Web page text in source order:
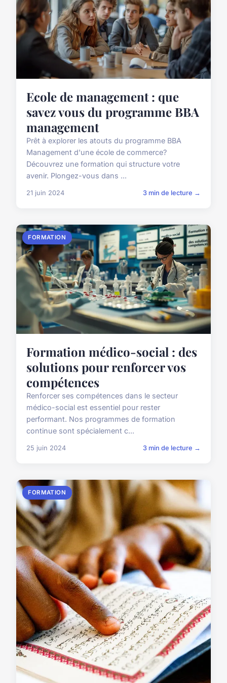
Ecole de management : que
savez vous du programme BBA
management
Prêt à explorer les atouts du programme BBA
Management d'une école de commerce?
Découvrez une formation qui structure votre
avenir. Plongez-vous dans ...
21 juin 2024 3 min de lecture →
FORMATION
Formation médico-social : des
solutions pour renforcer vos
compétences
Renforcer ses compétences dans le secteur
médico-social est essentiel pour rester
performant. Nos programmes de formation
continue sont spécialement c...
25 juin 2024 3 min de lecture →
FORMATION